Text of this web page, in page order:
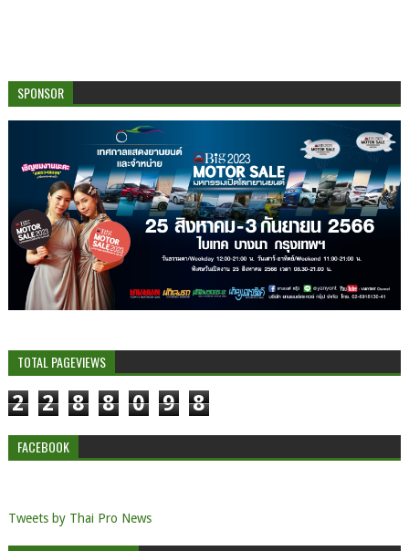
SPONSOR
TOTAL PAGEVIEWS
2 2 8 8 0 9 8
FACEBOOK
Tweets by Thai Pro News